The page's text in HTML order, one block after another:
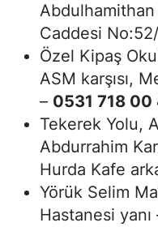
Abdulhamithan
Caddesi
Özel Kipaş
ASM karşısı,
– 0531 718 00
Tekerek Yolu,
Abdurrahim
Hurda Kafe
Yörük Selim
Hastanesi yanı